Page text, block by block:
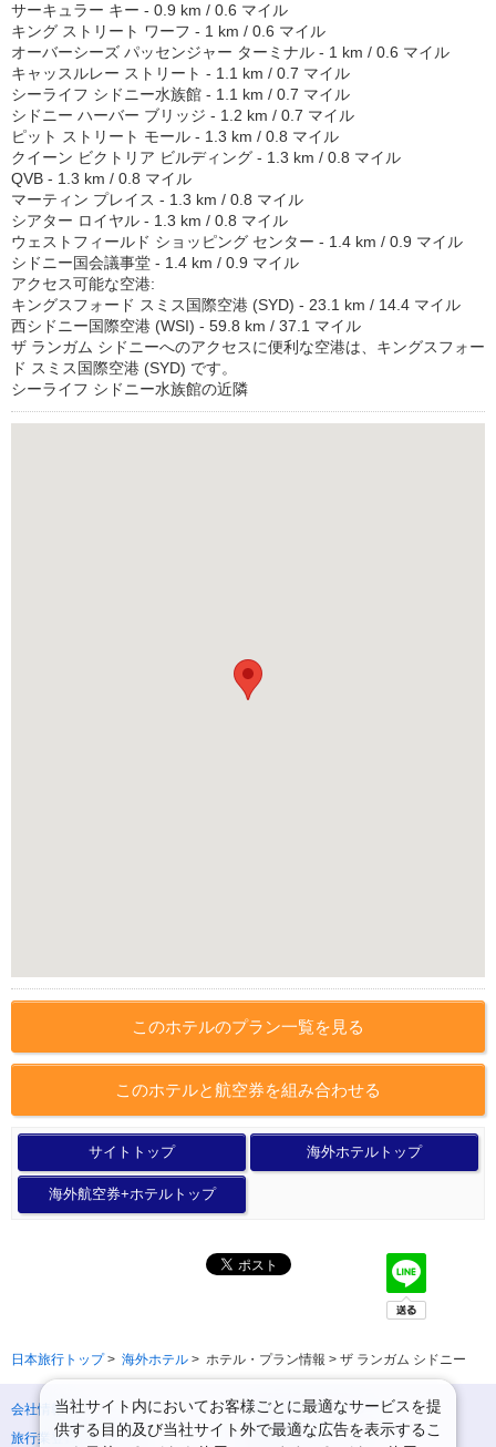
サーキュラー キー - 0.9 km / 0.6 マイル
キング ストリート ワーフ - 1 km / 0.6 マイル
オーバーシーズ パッセンジャー ターミナル - 1 km / 0.6 マイル
キャッスルレー ストリート - 1.1 km / 0.7 マイル
シーライフ シドニー水族館 - 1.1 km / 0.7 マイル
シドニー ハーバー ブリッジ - 1.2 km / 0.7 マイル
ピット ストリート モール - 1.3 km / 0.8 マイル
クイーン ビクトリア ビルディング - 1.3 km / 0.8 マイル
QVB - 1.3 km / 0.8 マイル
マーティン プレイス - 1.3 km / 0.8 マイル
シアター ロイヤル - 1.3 km / 0.8 マイル
ウェストフィールド ショッピング センター - 1.4 km / 0.9 マイル
シドニー国会議事堂 - 1.4 km / 0.9 マイル
アクセス可能な空港:
キングスフォード スミス国際空港 (SYD) - 23.1 km / 14.4 マイル
西シドニー国際空港 (WSI) - 59.8 km / 37.1 マイル
ザ ランガム シドニーへのアクセスに便利な空港は、キングスフォー
ド スミス国際空港 (SYD) です。
シーライフ シドニー水族館の近隣
このホテルのプラン一覧を見る
このホテルと航空券を組み合わせる
サイトトップ 海外ホテルトップ
海外航空券+ホテルトップ
日本旅行トップ> 海外ホテル > ホテル・プラン情報 > ザ ランガム シドニー
会社情報
プライバシーポリシー
旅行業登録票・約款
規約集
当社サイト内においてお客様ごとに最適なサービスを提
供する目的及び当社サイト外で最適な広告を表示するこ